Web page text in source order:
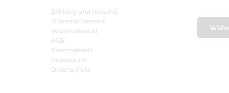
Zahlung und Versand
Diskreter Versand
Widerrufsrecht
AGB
Elektrogesetz
Impressum
Datenschutz